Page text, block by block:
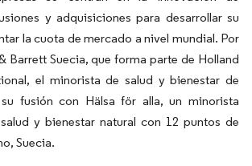
y adquisiciones para desarrollar su
la cuota de mercado a nivel mundial. Por
Barrett Suecia, que forma parte de Holland
el minorista de salud y bienestar de
fusión con Hälsa för alla, un minorista
y bienestar natural con 12 puntos de
Suecia.